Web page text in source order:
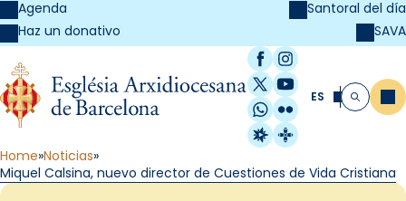
Agenda
Haz un donativo
Santoral del día
SAVA
Facebook
Instagram
X / Twitter
YouTube
WhatsApp
Flickr
Radio Estel
Catalunya
ES Buscar
Home Noticias
Miquel Calsina, nuevo director de Cuestiones de Vida Cristiana